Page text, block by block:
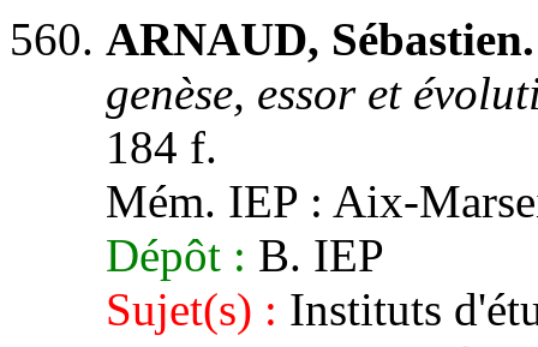
ARNAUD, Sébastien.
genèse, essor et
184 f.
Mém. IEP : Aix-
Dépôt : B. IEP
Sujet(s) : Instituts